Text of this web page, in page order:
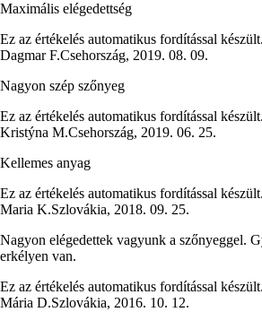
Maximális elégedettség
Ez az értékelés automatikus fordítással készült.
Dagmar F.Csehország, 2019. 08. 09.
Nagyon szép szőnyeg
Ez az értékelés automatikus fordítással készült.
Kristýna M.Csehország, 2019. 06. 25.
Kellemes anyag
Ez az értékelés automatikus fordítással készült.
Maria K.Szlovákia, 2018. 09. 25.
Nagyon elégedettek vagyunk a szőnyeggel.
erkélyen van.
Ez az értékelés automatikus fordítással készült.
Mária D.Szlovákia, 2016. 10. 12.